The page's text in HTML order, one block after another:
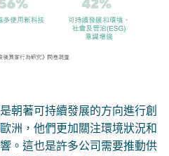
朝著可持續發展的方向進行創
洲，他們更加關注環境狀況和
。這也是許多公司需要推動供